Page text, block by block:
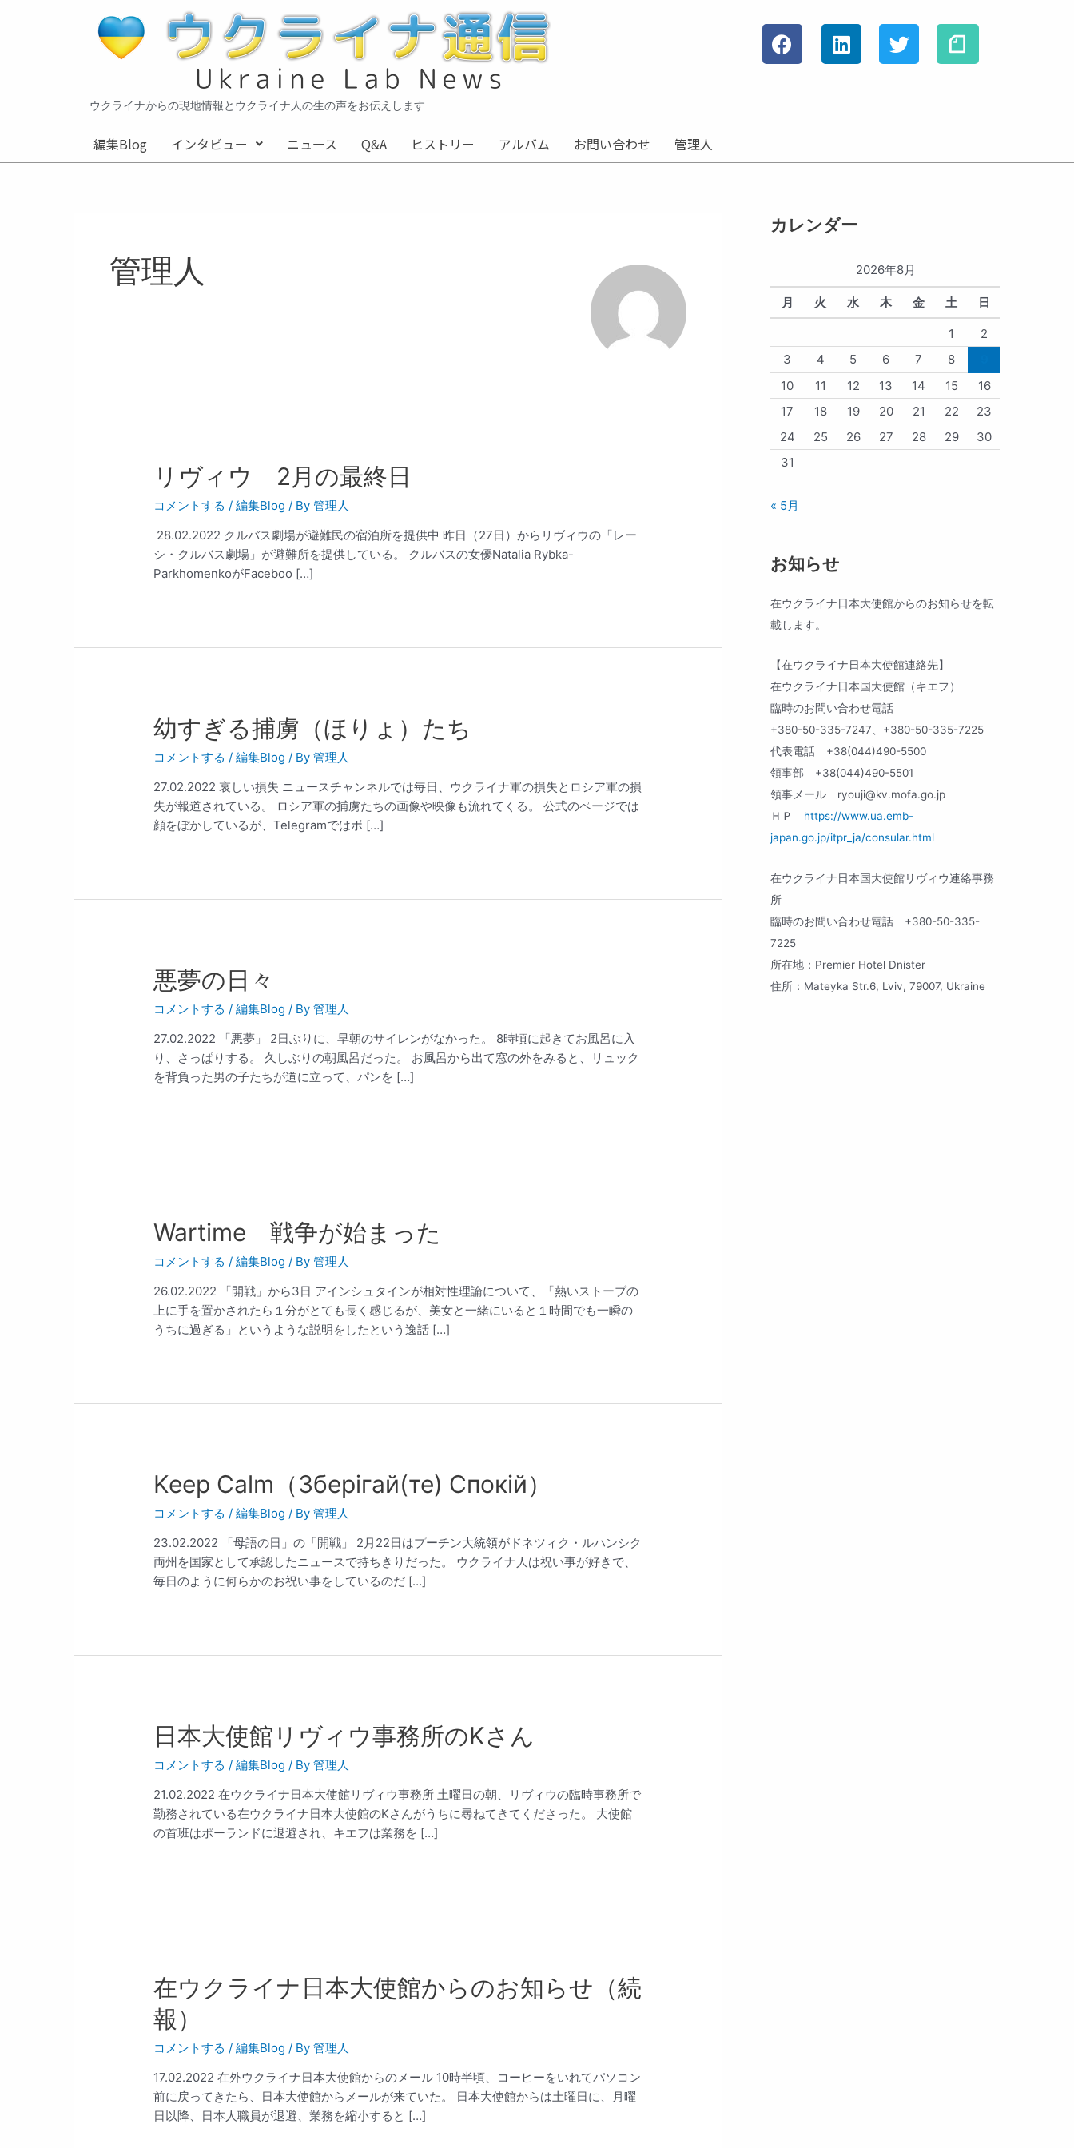
プ
ウクライナからの現地情報とウクライナ人の生の声をお伝えします
a
c
k
i
n
n
w
i
編集Blog インタビュー ニュース Q&A ヒストリー アルバム お問い合わせ 管理人
管理人
リヴィウ 2月の最終日
コメントする /編集Blog / By管理人
28.02.2022 クルバス劇場が避難民の宿泊所を提供中 昨日（27日）からリヴィウの「レー
シ・クルバス劇場」が避難所を提供している。 クルバスの女優Natalia Rybka-
ParkhomenkoがFaceboo […]
幼すぎる捕虜（ほりょ）たち
コメントする /編集Blog / By管理人
27.02.2022 哀しい損失 ニュースチャンネルでは毎日、ウクライナ軍の損失とロシア軍の損
失が報道されている。 ロシア軍の捕虜たちの画像や映像も流れてくる。 公式のページでは
顔をぼかしているが、Telegramではボ […]
悪夢の日々
コメントする /編集Blog / By管理人
27.02.2022 「悪夢」 2日ぶりに、早朝のサイレンがなかった。 8時頃に起きてお風呂に入
り、さっぱりする。 久しぶりの朝風呂だった。 お風呂から出て窓の外をみると、リュック
を背負った男の子たちが道に立って、パンを […]
Wartime 戦争が始まった
コメントする /編集Blog / By管理人
26.02.2022 「開戦」から3日 アインシュタインが相対性理論について、「熱いストーブの
上に手を置かされたら１分がとても長く感じるが、美女と一緒にいると１時間でも一瞬の
うちに過ぎる」というような説明をしたという逸話 […]
Keep Calm（Зберігай(те) Спокій）
コメントする /編集Blog / By管理人
23.02.2022 「母語の日」の「開戦」 2月22日はプーチン大統領がドネツィク・ルハンシク
両州を国家として承認したニュースで持ちきりだった。 ウクライナ人は祝い事が好きで、
毎日のように何らかのお祝い事をしているのだ […]
日本大使館リヴィウ事務所のKさん
コメントする /編集Blog / By管理人
21.02.2022 在ウクライナ日本大使館リヴィウ事務所 土曜日の朝、リヴィウの臨時事務所で
勤務されている在ウクライナ日本大使館のKさんがうちに尋ねてきてくださった。 大使館
の首班はポーランドに退避され、キエフは業務を […]
在ウクライナ日本大使館からのお知らせ（続
報）
コメントする /編集Blog / By管理人
17.02.2022 在外ウクライナ日本大使館からのメール 10時半頃、コーヒーをいれてパソコン
前に戻ってきたら、日本大使館からメールが来ていた。 日本大使館からは土曜日に、月曜
日以降、日本人職員が退避、業務を縮小すると […]
稿
の
ジ
送
り
カレンダー
2026年8月
月 火 水 木 金 土 日
1
2
3
4 5 6 7 8
10
11 12 13 14 15
16
17
18 19 20 21 22
23
24
25 26 27 28 29
30
31
« 5月
お知らせ
在ウクライナ日本大使館からのお知らせを転
載します。
【在ウクライナ日本大使館連絡先】
在ウクライナ日本国大使館（キエフ）
臨時のお問い合わせ電話
+380-50-335-7247、+380-50-335-7225
代表電話 +38(044)490-5500
領事部 +38(044)490-5501
領事メール ryouji@kv.mofa.go.jp
ＨＰ https://www.ua.emb-
japan.go.jp/itpr_ja/consular.html
在ウクライナ日本国大使館リヴィウ連絡事務
所
臨時のお問い合わせ電話 +380-50-335-
7225
所在地：Premier Hotel Dnister
住所：Mateyka Str.6, Lviv, 79007, Ukraine